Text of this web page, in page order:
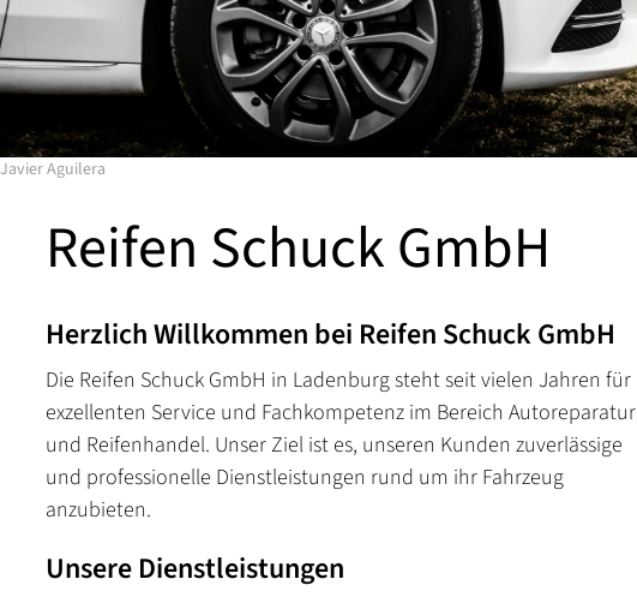
Javier Aguilera
Reifen Schuck GmbH
Herzlich Willkommen bei Reifen Schuck GmbH
Die Reifen Schuck GmbH in Ladenburg steht seit vielen Jahren für
exzellenten Service und Fachkompetenz im Bereich Autoreparatur
und Reifenhandel. Unser Ziel ist es, unseren Kunden zuverlässige
und professionelle Dienstleistungen rund um ihr Fahrzeug
anzubieten.
Unsere Dienstleistungen